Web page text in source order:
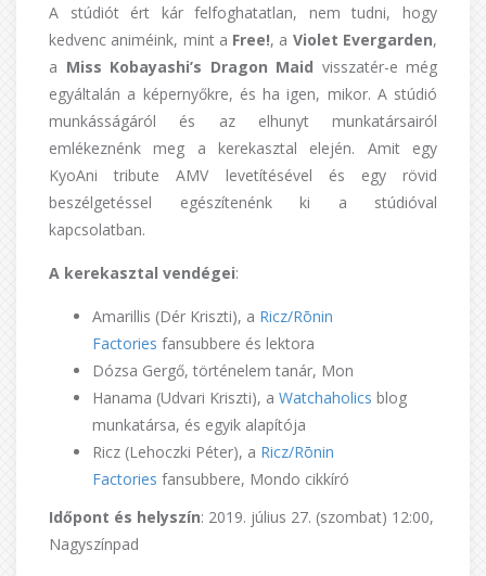
A stúdiót ért kár felfoghatatlan, nem tudni, hogy
kedvenc animéink, mint a Free!, a Violet Evergarden,
a Miss Kobayashi’s Dragon Maid visszatér-e még
egyáltalán a képernyőkre, és ha igen, mikor. A stúdió
munkásságáról és az elhunyt munkatársairól
emlékeznénk meg a kerekasztal elején. Amit egy
KyoAni tribute AMV levetítésével és egy rövid
beszélgetéssel egészítenénk ki a stúdióval
kapcsolatban.
A kerekasztal vendégei:
Amarillis (Dér Kriszti), a Ricz/Rōnin
Factories fansubbere és lektora
Dózsa Gergő, történelem tanár, Mon
Hanama (Udvari Kriszti), a Watchaholics blog
munkatársa, és egyik alapítója
Ricz (Lehoczki Péter), a Ricz/Rōnin
Factories fansubbere, Mondo cikkíró
Időpont és helyszín: 2019. július 27. (szombat) 12:00,
Nagyszínpad